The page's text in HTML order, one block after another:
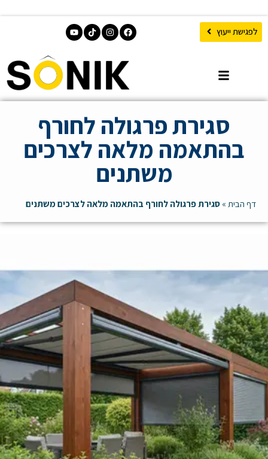
לפגישת ייעוץ
סגירת פרגולה לחורף
בהתאמה מלאה לצרכים
משתנים
דף הבית » סגירת פרגולה לחורף בהתאמה מלאה לצרכים משתנים